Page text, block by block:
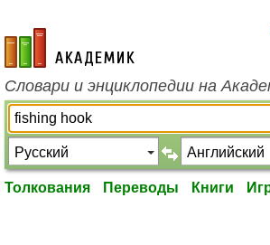
academic.ru
Словари и энциклопедии на
Толкования Переводы Книги